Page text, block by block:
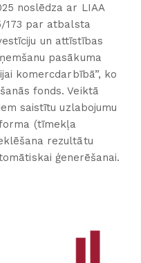
noslēdza ar LIAA
173 par atbalsta
un attīstības
pasākuma
komercdarbībā”, ko
fonds. Veiktā
saistītu uzlabojumu
(tīmekļa
rezultātu
ģenerēšanai.